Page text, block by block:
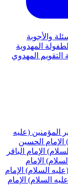
والأجوبة
الطفولة المهدوية
التقويم المهدوي
المؤمنين (عليه
الإمام الحسين
الإمام الباقر
الإمام
(عليه السلام) الإمام
السلام) الإمام